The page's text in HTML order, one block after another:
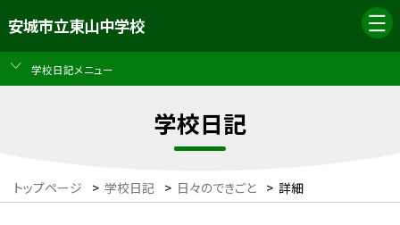
安城市立東山中学校
学校日記メニュー
学校日記
トップページ > 学校日記 > 日々のできごと > 詳細